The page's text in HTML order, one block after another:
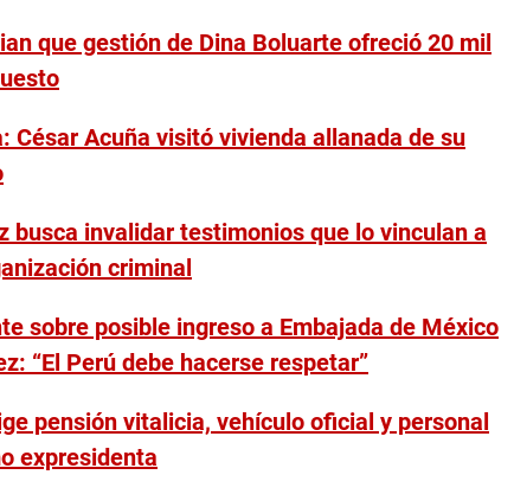
que gestión de Dina Boluarte ofreció 20 mil
César Acuña visitó vivienda allanada de su
busca invalidar testimonios que lo vinculan a
criminal
sobre posible ingreso a Embajada de México
“El Perú debe hacerse respetar”
pensión vitalicia, vehículo oficial y personal
expresidenta